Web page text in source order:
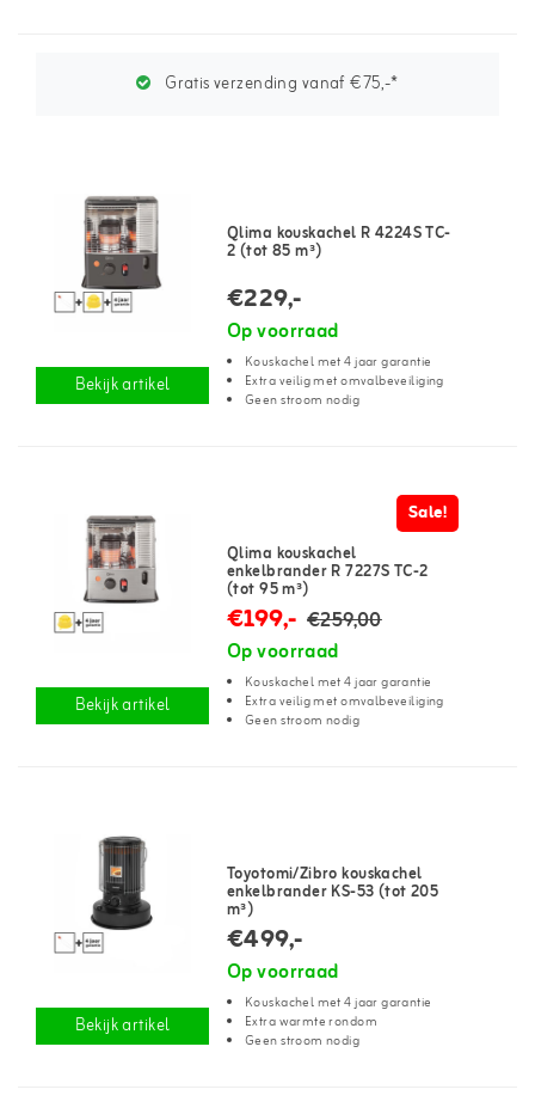
Gratis verzending vanaf €75,-*
Bekijk artikel
Qlima kouskachel R 4224S TC-
2 (tot 85 m³)
€229,-
Op voorraad
Kouskachel met 4 jaar garantie
Extra veilig met omvalbeveiliging
Geen stroom nodig
Bekijk artikel
Sale!
Qlima kouskachel
enkelbrander R 7227S TC-2
(tot 95 m³)
€199,- €259,00
Op voorraad
Kouskachel met 4 jaar garantie
Extra veilig met omvalbeveiliging
Geen stroom nodig
Bekijk artikel
Toyotomi/Zibro kouskachel
enkelbrander KS-53 (tot 205
m³)
€499,-
Op voorraad
Kouskachel met 4 jaar garantie
Extra warmte rondom
Geen stroom nodig